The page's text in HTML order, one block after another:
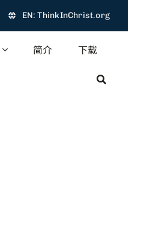
EN: ThinkInChrist.org
简介 下载